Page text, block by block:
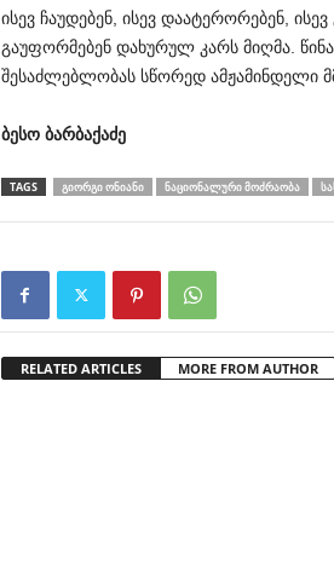
ისევ ჩაუდებენ, ისევ დაატერორებენ,
გაუფორმებენ დახურულ კარს მიღმა.
შესაძლებლობას სწორედ ამჟამინდელი
ბესო ბარბაქაძე
TAGS ᲒᲘᲝᲠᲒᲘ ᲝᲜᲘᲐᲜᲘ ᲜᲐᲪᲘᲝᲜᲐᲚᲣᲠᲘ ᲛᲝᲫᲠᲐᲝᲑᲐ
RELATED ARTICLES MORE FROM AUTHOR